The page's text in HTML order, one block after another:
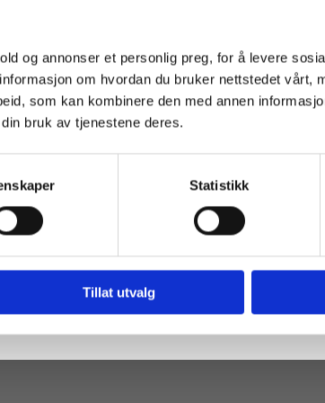
og annonser et personlig preg, for å levere
om hvordan du bruker nettstedet vårt,
som kan kombinere den med annen
bruk av tjenestene deres.
Statistikk
Tillat utvalg
en tilpasset mottager for W400 MOB system.
standard EN 300 152.
enhet sender signaler it område hvor W402 kan